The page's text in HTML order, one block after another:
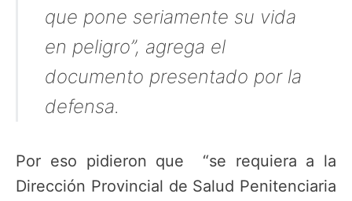
que pone seriamente su vida
en peligro”, agrega el
documento presentado por la
defensa.
Por eso pidieron que “se requiera a la
Dirección Provincial de Salud Penitenciaria